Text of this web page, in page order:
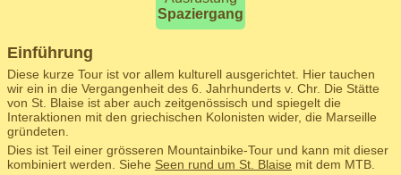
Spaziergang
Einführung
Diese kurze Tour ist vor allem kulturell ausgerichtet. Hier tauchen
wir ein in die Vergangenheit des 6. Jahrhunderts v. Chr. Die Stätte
von St. Blaise ist aber auch zeitgenössisch und spiegelt die
Interaktionen mit den griechischen Kolonisten wider, die Marseille
gründeten.
Dies ist Teil einer grösseren Mountainbike-Tour und kann mit dieser
kombiniert werden. Siehe Seen rund um St. Blaise mit dem MTB.